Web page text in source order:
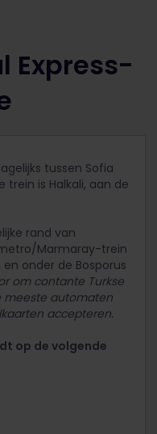
Express-
tussen Sofia
trein is Halkali, aan de
rand van
Marmaray-trein
onder de Bosporus
om contante Turkse
meeste automaten
accepteren.
op de volgende